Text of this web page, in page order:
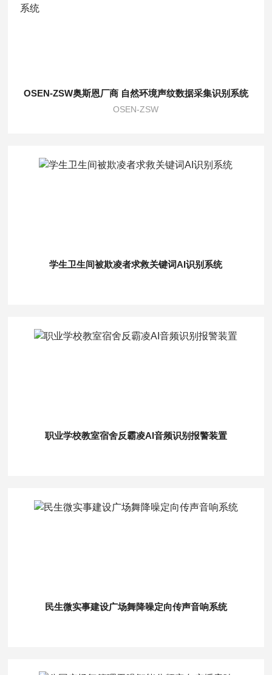
OSEN-ZSW奥斯恩厂商 自然环境声纹数据采集识别系统
OSEN-ZSW
学生卫生间被欺凌者求救关键词AI识别系统
职业学校教室宿舍反霸凌AI音频识别报警装置
民生微实事建设广场舞降噪定向传声音响系统